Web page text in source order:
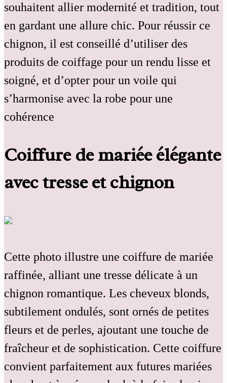
souhaitent allier modernité et tradition, tout
en gardant une allure chic. Pour réussir ce
chignon, il est conseillé d’utiliser des
produits de coiffage pour un rendu lisse et
soigné, et d’opter pour un voile qui
s’harmonise avec la robe pour une
cohérence
Coiffure de mariée élégante
avec tresse et chignon
Cette photo illustre une coiffure de mariée
raffinée, alliant une tresse délicate à un
chignon romantique. Les cheveux blonds,
subtilement ondulés, sont ornés de petites
fleurs et de perles, ajoutant une touche de
fraîcheur et de sophistication. Cette coiffure
convient parfaitement aux futures mariées